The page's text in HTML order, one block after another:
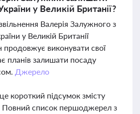
у Великій Британії?
Валерія Залужного з
у Великій Британії
продовжує виконувати свої
планів залишати посаду
Джерело
короткий підсумок змісту
Повний список першоджерел з